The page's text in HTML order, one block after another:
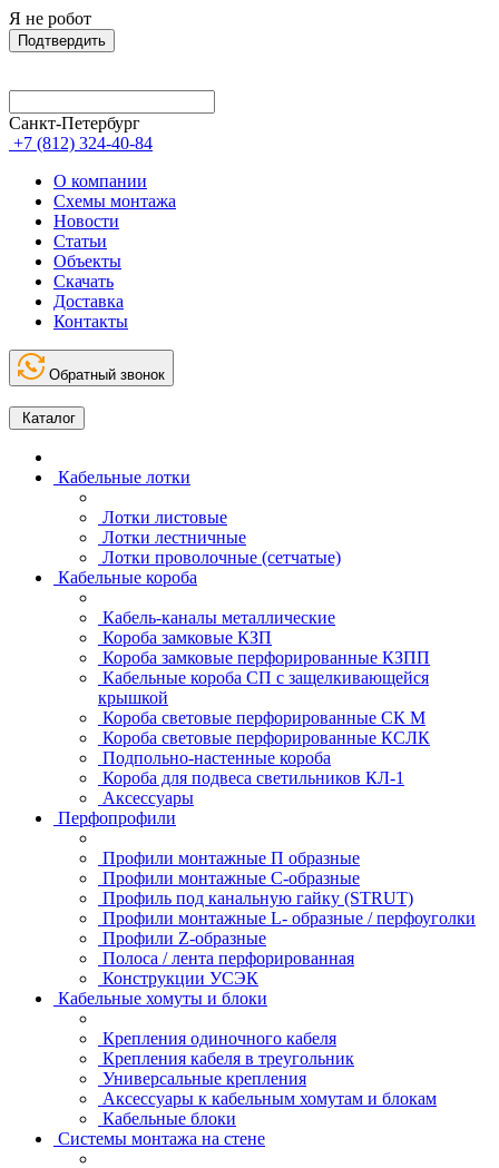
Я не робот
Подтвердить
Санкт-Петербург
+7 (812) 324-40-84
О компании
Схемы монтажа
Новости
Статьи
Объекты
Скачать
Доставка
Контакты
Обратный звонок
Каталог
Кабельные лотки
Лотки листовые
Лотки лестничные
Лотки проволочные (сетчатые)
Кабельные короба
Кабель-каналы металлические
Короба замковые КЗП
Короба замковые перфорированные КЗПП
Кабельные короба СП с защелкивающейся
крышкой
Короба световые перфорированные СК М
Короба световые перфорированные КСЛК
Подпольно-настенные короба
Короба для подвеса светильников КЛ-1
Аксессуары
Перфопрофили
Профили монтажные П образные
Профили монтажные C-образные
Профиль под канальную гайку (STRUT)
Профили монтажные L- образные / перфоуголки
Профили Z-образные
Полоса / лента перфорированная
Конструкции УСЭК
Кабельные хомуты и блоки
Крепления одиночного кабеля
Крепления кабеля в треугольник
Универсальные крепления
Аксессуары к кабельным хомутам и блокам
Кабельные блоки
Системы монтажа на стене